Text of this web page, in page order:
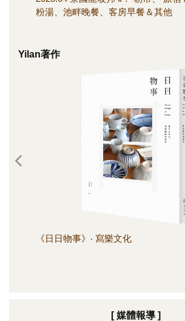
粉湯、池畔晚餐、客房早餐＆其他
Yilan著作
《日日物事》‧ 寫樂文化
[ 媒體報導 ]